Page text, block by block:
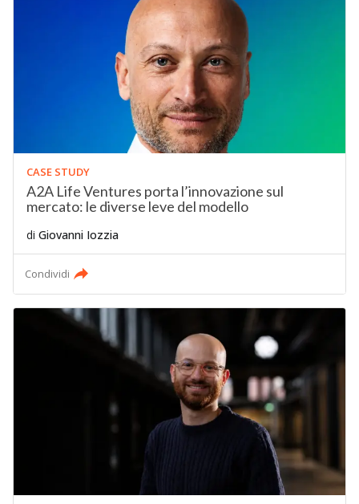
CASE STUDY
A2A Life Ventures porta l’innovazione sul
mercato: le diverse leve del modello
di Giovanni Iozzia
Condividi